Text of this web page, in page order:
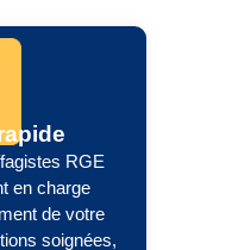
RGE
en charge
de votre
soignées,